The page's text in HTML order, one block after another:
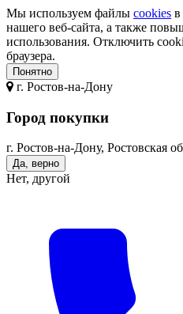
Мы используем файлы cookies в
нашего веб-сайта, а также
использования. Отключить
браузера.
Понятно
г. Ростов-на-Дону
Город покупки
г. Ростов-на-Дону, Ростовская
Да, верно
Нет, другой